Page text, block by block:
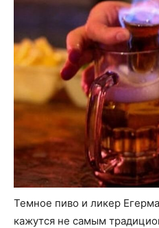
Темное пиво и ликер
кажутся не самым